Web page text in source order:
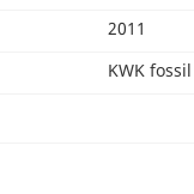
2011
KWK fossil